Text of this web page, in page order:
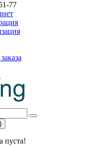
77
пуста!